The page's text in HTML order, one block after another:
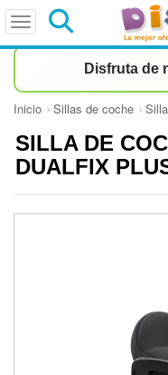
Disfruta de
Inicio Sillas de coche
SILLA DE
DUALFIX